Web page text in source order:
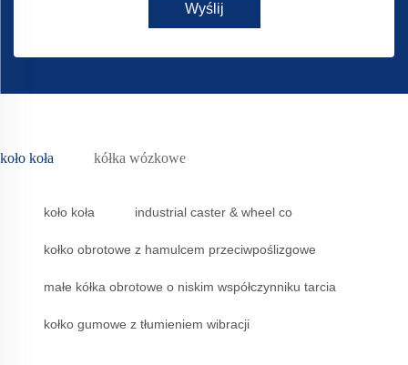
Wyślij
koło koła kółka wózkowe
koło koła industrial caster & wheel co
kołko obrotowe z hamulcem przeciwpoślizgowe
małe kółka obrotowe o niskim współczynniku tarcia
kołko gumowe z tłumieniem wibracji